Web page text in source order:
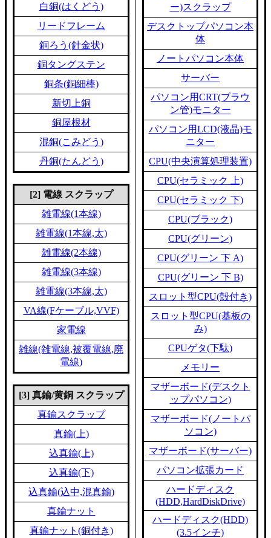
白銅(はくどう)
リードフレーム
銅ろう(針金状)
銅タングステン
銅条(銅細棒)
新切上銅
銅屋根材
混銅(こみどう)
丹銅(たんどう)
[2] 電線 スクラップ
雑電線(1本線)
雑電線(1本線,太)
雑電線(2本線)
雑電線(3本線)
雑電線(3本線,太)
VA線(Fケーブル,VVF)
家電線
雑線(雑電線,被覆電線,廃
電線)
[3] 真鍮/黄銅 スクラップ
真鍮スクラップ
真鍮(上)
込真鍮(上)
込真鍮(下)
込真鍮(込中,混真鍮)
真鍮ナット
真鍮ナット(銅付き)
ー)スクラップ
デスクトップパソコン本
体
ノートパソコン本体
サーバー
パソコン用CRT(ブラウ
ン管)モニター
パソコン用LCD(液晶)モ
ニター
CPU(中央演算処理装置)
CPU(セラミック 上)
CPU(セラミック 下)
CPU(ブラック)
CPU(グリーン)
CPU(グリーン 下 A)
CPU(グリーン 下 B)
スロット型CPU(殻付き)
スロット型CPU(基板の
み)
CPUゲタ(下駄)
メモリー
マザーボード(デスクト
ップパソコン)
マザーボード(ノートパ
ソコン)
マザーボード(サーバー)
パソコン拡張カード
ハードディスク
(HDD,HardDiskDrive)
ハードディスク(HDD)
(3.5インチ)